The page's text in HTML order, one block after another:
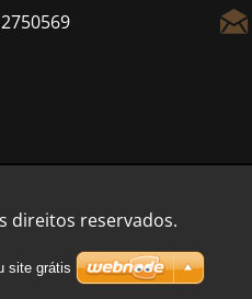
direitos reservados.
site grátis